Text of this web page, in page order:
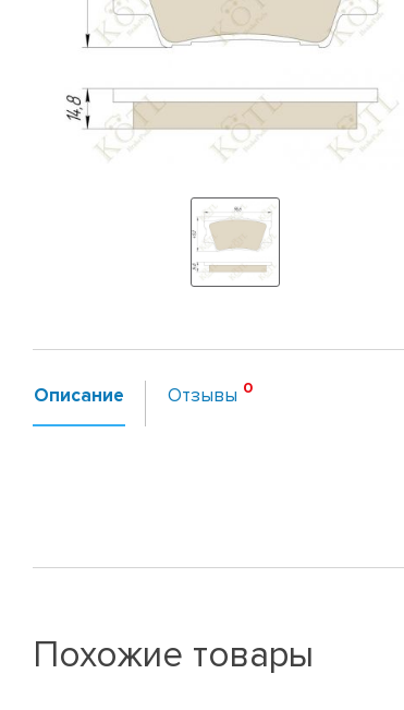
Описание Отзывы
Похожие товары